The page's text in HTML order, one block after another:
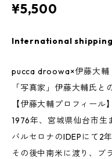
¥5,500
International
pucca droowa×伊藤大
「写真家」伊藤大輔氏と
【伊藤大輔プロフィール】
1976年、宮城県仙台市生
バルセロナのIDEPにて2
その後中南米に渡り、ブ